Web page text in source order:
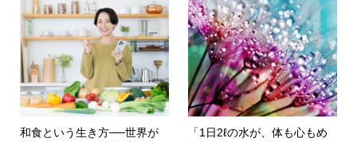
和食という生き方──世界が
「1日2ℓの水が、体も心もめ